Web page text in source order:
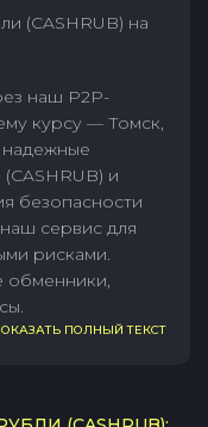
(CASHRUB) на
наш P2P-
курсу — Томск,
надежные
и
безопасности
сервис для
рисками.
обменники,
ПОЛНЫЙ ТЕКСТ